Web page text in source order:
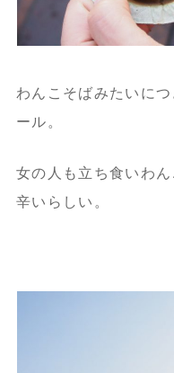
わんこそばみたいに
ール。
女の人も立ち食いわ
辛いらしい。